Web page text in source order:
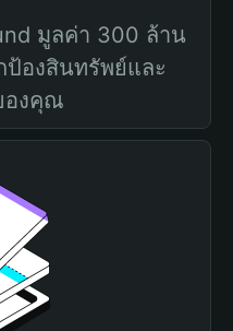
มูลค่า 300 ล้าน
ป้องสินทรัพย์และ
องคุณ